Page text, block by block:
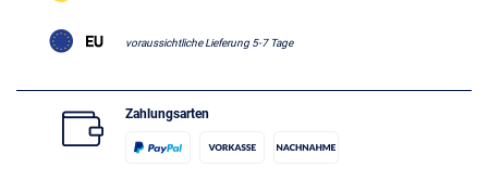
voraussichtliche Lieferung 5-7 Tage
Zahlungsarten